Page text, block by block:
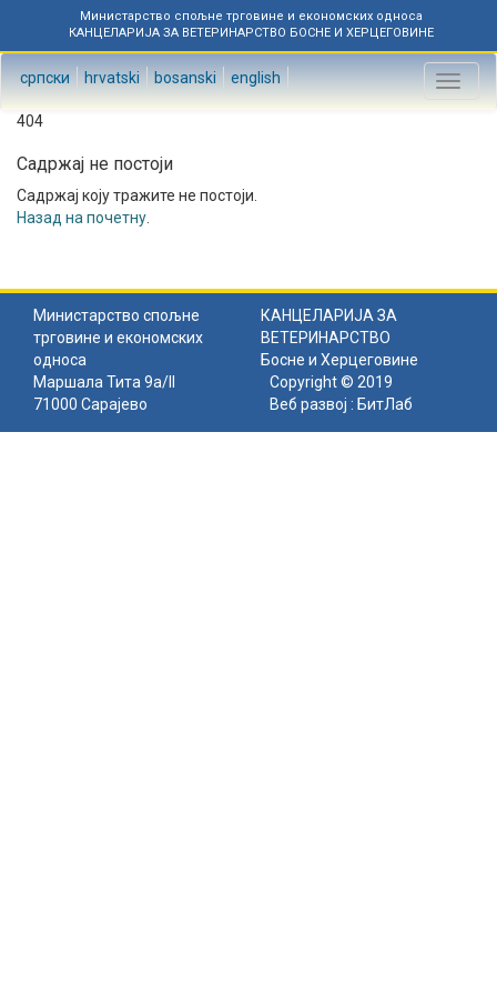
Министарство спољне трговине и економских односа
КАНЦЕЛАРИЈА ЗА ВЕТЕРИНАРСТВО БОСНЕ И ХЕРЦЕГОВИНЕ
српски hrvatski bosanski english
Toggle
404
Садржај не постоји
Садржај коју тражите не постоји.
Назад на почетну
Министарство спољне
трговине и економских
односа
КАНЦЕЛАРИЈА ЗА
ВЕТЕРИНАРСТВО
Босне и Херцеговине
Маршала Тита 9а/II
71000 Сарајево
Copyright © 2019
Веб развој : БитЛаб